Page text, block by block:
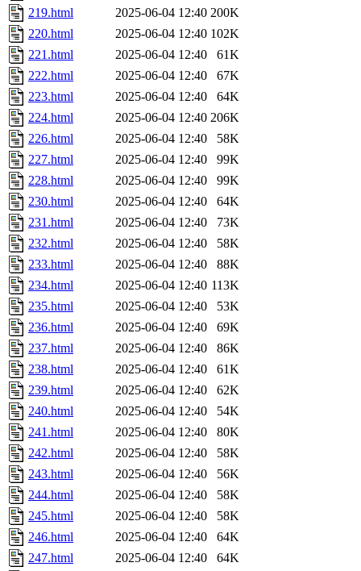
219.html
2025-06-04 12:40 200K
220.html
2025-06-04 12:40 102K
221.html
2025-06-04 12:40
61K
222.html
2025-06-04 12:40
67K
223.html
2025-06-04 12:40
64K
224.html
2025-06-04 12:40 206K
226.html
2025-06-04 12:40
58K
227.html
2025-06-04 12:40
99K
228.html
2025-06-04 12:40
99K
230.html
2025-06-04 12:40
64K
231.html
2025-06-04 12:40
73K
232.html
2025-06-04 12:40
58K
233.html
2025-06-04 12:40
88K
234.html
2025-06-04 12:40 113K
235.html
2025-06-04 12:40
53K
236.html
2025-06-04 12:40
69K
237.html
2025-06-04 12:40
86K
238.html
2025-06-04 12:40
61K
239.html
2025-06-04 12:40
62K
240.html
2025-06-04 12:40
54K
241.html
2025-06-04 12:40
80K
242.html
2025-06-04 12:40
58K
243.html
2025-06-04 12:40
56K
244.html
2025-06-04 12:40
58K
245.html
2025-06-04 12:40
58K
246.html
2025-06-04 12:40
64K
247.html
2025-06-04 12:40
64K